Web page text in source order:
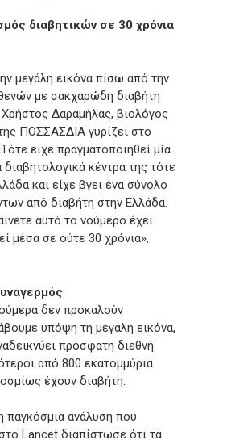
διαβητικών σε 30 χρόνια
μεγάλη εικόνα πίσω από την
με σακχαρώδη διαβήτη
Δαραμήλας, βιολόγος
ΠΟΣΣΑΣΔΙΑ γυρίζει στο
είχε πραγματοποιηθεί μία
κέντρα της τότε
και είχε βγει ένα σύνολο
από διαβήτη στην Ελλάδα.
αυτό το νούμερο έχει
μέσα σε ούτε 30 χρόνια»,
δεν προκαλούν
υπόψη τη μεγάλη εικόνα,
πρόσφατη διεθνή
από 800 εκατομμύρια
έχουν διαβήτη.
παγκόσμια ανάλυση που
Lancet διαπίστωσε ότι τα